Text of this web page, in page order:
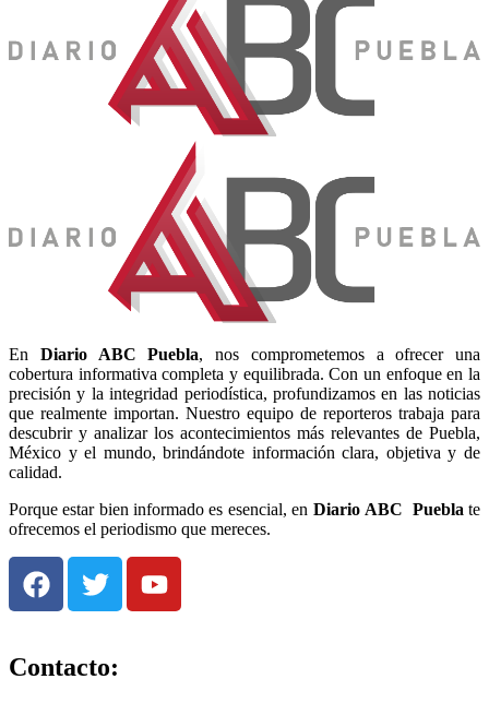
En Diario ABC Puebla, nos comprometemos a ofrecer una
cobertura informativa completa y equilibrada. Con un enfoque en la
precisión y la integridad periodística, profundizamos en las noticias
que realmente importan. Nuestro equipo de reporteros trabaja para
descubrir y analizar los acontecimientos más relevantes de Puebla,
México y el mundo, brindándote información clara, objetiva y de
calidad.
Porque estar bien informado es esencial, en Diario ABC Pueblate
ofrecemos el periodismo que mereces.
Contacto: